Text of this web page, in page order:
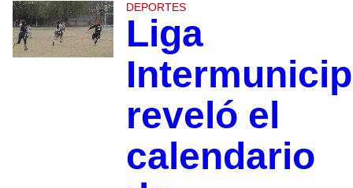
DEPORTES
Liga
reveló el
calendario